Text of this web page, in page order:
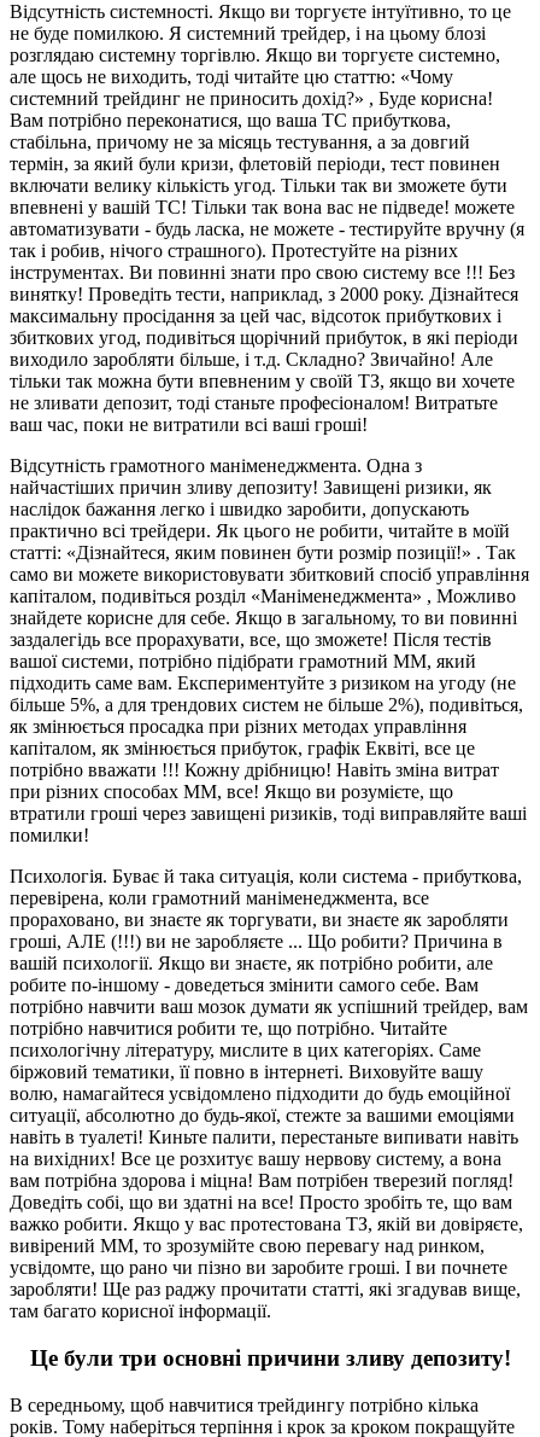
Відсутність системності. Якщо ви торгуєте інтуїтивно, то це
не буде помилкою. Я системний трейдер, і на цьому блозі
розглядаю системну торгівлю. Якщо ви торгуєте системно,
але щось не виходить, тоді читайте цю статтю: «Чому
системний трейдинг не приносить дохід?» , Буде корисна!
Вам потрібно переконатися, що ваша ТС прибуткова,
стабільна, причому не за місяць тестування, а за довгий
термін, за який були кризи, флетовій періоди, тест повинен
включати велику кількість угод. Тільки так ви зможете бути
впевнені у вашій ТС! Тільки так вона вас не підведе! можете
автоматизувати - будь ласка, не можете - тестируйте вручну (я
так і робив, нічого страшного). Протестуйте на різних
інструментах. Ви повинні знати про свою систему все !!! Без
винятку! Проведіть тести, наприклад, з 2000 року. Дізнайтеся
максимальну просідання за цей час, відсоток прибуткових і
збиткових угод, подивіться щорічний прибуток, в які періоди
виходило заробляти більше, і т.д. Складно? Звичайно! Але
тільки так можна бути впевненим у своїй ТЗ, якщо ви хочете
не зливати депозит, тоді станьте професіоналом! Витратьте
ваш час, поки не витратили всі ваші гроші!
Відсутність грамотного маніменеджмента. Одна з
найчастіших причин зливу депозиту! Завищені ризики, як
наслідок бажання легко і швидко заробити, допускають
практично всі трейдери. Як цього не робити, читайте в моїй
статті: «Дізнайтеся, яким повинен бути розмір позиції!» . Так
само ви можете використовувати збитковий спосіб управління
капіталом, подивіться розділ «Маніменеджмента» , Можливо
знайдете корисне для себе. Якщо в загальному, то ви повинні
заздалегідь все прорахувати, все, що зможете! Після тестів
вашої системи, потрібно підібрати грамотний ММ, який
підходить саме вам. Експериментуйте з ризиком на угоду (не
більше 5%, а для трендових систем не більше 2%), подивіться,
як змінюється просадка при різних методах управління
капіталом, як змінюється прибуток, графік Еквіті, все це
потрібно вважати !!! Кожну дрібницю! Навіть зміна витрат
при різних способах ММ, все! Якщо ви розумієте, що
втратили гроші через завищені ризиків, тоді виправляйте ваші
помилки!
Психологія. Буває й така ситуація, коли система - прибуткова,
перевірена, коли грамотний маніменеджмента, все
прораховано, ви знаєте як торгувати, ви знаєте як заробляти
гроші, АЛЕ (!!!) ви не заробляєте ... Що робити? Причина в
вашій психології. Якщо ви знаєте, як потрібно робити, але
робите по-іншому - доведеться змінити самого себе. Вам
потрібно навчити ваш мозок думати як успішний трейдер, вам
потрібно навчитися робити те, що потрібно. Читайте
психологічну літературу, мислите в цих категоріях. Саме
біржовий тематики, її повно в інтернеті. Виховуйте вашу
волю, намагайтеся усвідомлено підходити до будь емоційної
ситуації, абсолютно до будь-якої, стежте за вашими емоціями
навіть в туалеті! Киньте палити, перестаньте випивати навіть
на вихідних! Все це розхитує вашу нервову систему, а вона
вам потрібна здорова і міцна! Вам потрібен тверезий погляд!
Доведіть собі, що ви здатні на все! Просто зробіть те, що вам
важко робити. Якщо у вас протестована ТЗ, якій ви довіряєте,
вивірений ММ, то зрозумійте свою перевагу над ринком,
усвідомте, що рано чи пізно ви заробите гроші. І ви почнете
заробляти! Ще раз раджу прочитати статті, які згадував вище,
там багато корисної інформації.
Це були три основні причини зливу депозиту!
В середньому, щоб навчитися трейдингу потрібно кілька
років. Тому наберіться терпіння і крок за кроком покращуйте